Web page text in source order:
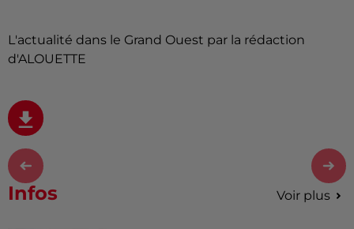
L'actualité dans le Grand Ouest par la rédaction
d'ALOUETTE
Infos Voir plus